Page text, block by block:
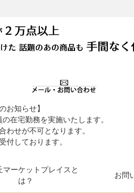
お知らせ】
在宅勤務を実施いたします。
わせが不可となります。
受付しております。
マーケットプレイスと
は？
お問